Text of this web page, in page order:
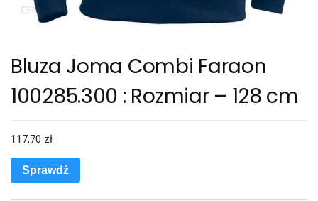
Bluza Joma Combi Faraon
100285.300 : Rozmiar – 128 cm
117,70 zł
Sprawdź